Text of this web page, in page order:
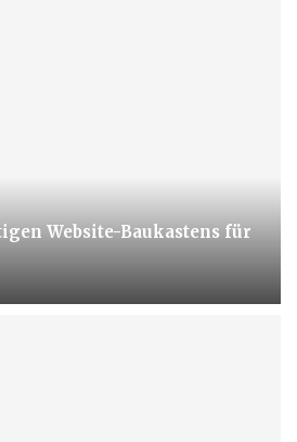
Website-Baukastens für